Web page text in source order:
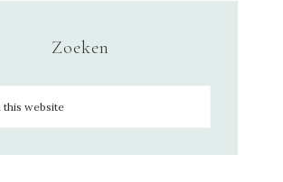
Zoeken